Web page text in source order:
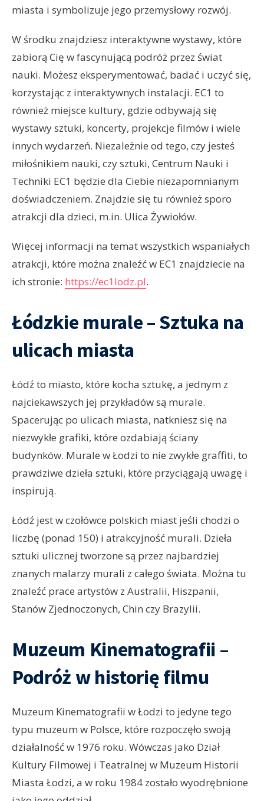
miasta i symbolizuje jego przemysłowy rozwój.
W środku znajdziesz interaktywne wystawy, które
zabiorą Cię w fascynującą podróż przez świat
nauki. Możesz eksperymentować, badać i uczyć się,
korzystając z interaktywnych instalacji. EC1 to
również miejsce kultury, gdzie odbywają się
wystawy sztuki, koncerty, projekcje filmów i wiele
innych wydarzeń. Niezależnie od tego, czy jesteś
miłośnikiem nauki, czy sztuki, Centrum Nauki i
Techniki EC1 będzie dla Ciebie niezapomnianym
doświadczeniem. Znajdzie się tu również sporo
atrakcji dla dzieci, m.in. Ulica Żywiołów.
Więcej informacji na temat wszystkich wspaniałych
atrakcji, które można znaleźć w EC1 znajdziecie na
ich stronie: https://ec1lodz.pl.
Łódzkie murale – Sztuka na
ulicach miasta
Łódź to miasto, które kocha sztukę, a jednym z
najciekawszych jej przykładów są murale.
Spacerując po ulicach miasta, natkniesz się na
niezwykłe grafiki, które ozdabiają ściany
budynków. Murale w Łodzi to nie zwykłe graffiti, to
prawdziwe dzieła sztuki, które przyciągają uwagę i
inspirują.
Łódź jest w czołówce polskich miast jeśli chodzi o
liczbę (ponad 150) i atrakcyjność murali. Dzieła
sztuki ulicznej tworzone są przez najbardziej
znanych malarzy murali z całego świata. Można tu
znaleźć prace artystów z Australii, Hiszpanii,
Stanów Zjednoczonych, Chin czy Brazylii.
Muzeum Kinematografii –
Podróż w historię filmu
Muzeum Kinematografii w Łodzi to jedyne tego
typu muzeum w Polsce, które rozpoczęło swoją
działalność w 1976 roku. Wówczas jako Dział
Kultury Filmowej i Teatralnej w Muzeum Historii
Miasta Łodzi, a w roku 1984 zostało wyodrębnione